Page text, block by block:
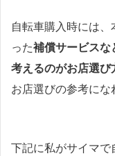
自転車購入時には
った補償サービスな
考えるのがお店選び
お店選びの参考にな
下記に私がサイマ